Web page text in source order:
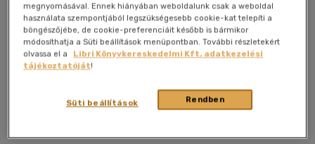
Kívánságlistához adom Megosztom
Pallas Antikvárium Kft|2007 |magyar nyelvű|puhatáblás,
megnyomásával. Ennek hiányában weboldalunk csak a weboldal
használata szempontjából legszükségesebb cookie-kat telepíti a
böngészőjébe, de cookie-preferenciáit később is bármikor
módosíthatja a Süti beállítások menüpontban. További részletekért
olvassa el a
Libri Könyvkereskedelmi Kft. adatkezelési
tájékoztatóját!
Rendben
Süti beállítások